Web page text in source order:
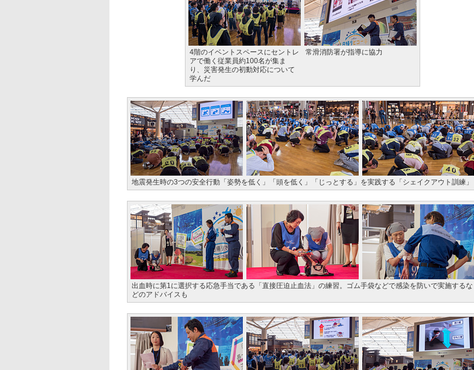
4階のイベントスペースにセントレ
アで働く従業員約100名が集ま
り、災害発生の初動対応について
学んだ
常滑消防署が指導に協力
地震発生時の3つの安全行動「姿勢を低く」「頭を低く」「じっとする」を実践する「シェイクアウト訓練」
出血時に第1に選択する応急手当である「直接圧迫止血法」の練習。ゴム手袋などで感染を防いで実施するな
どのアドバイスも